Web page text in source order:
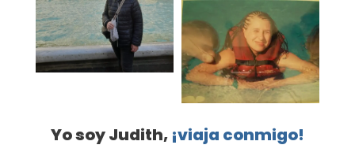
Yo soy Judith, ¡viaja conmigo!